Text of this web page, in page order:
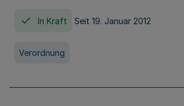
In Kraft Seit 19. Januar 2012
Verordnung